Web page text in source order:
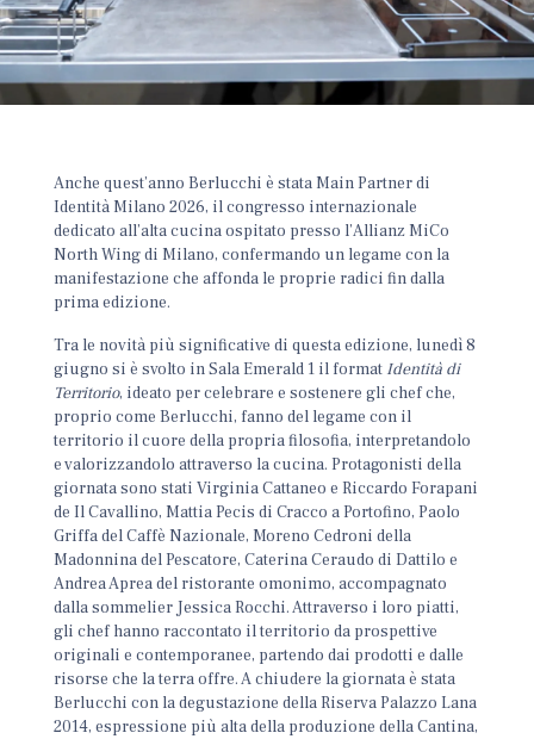
Anche quest’anno Berlucchi è stata Main Partner di
Identità Milano 2026, il congresso internazionale
dedicato all’alta cucina ospitato presso l’Allianz MiCo
North Wing di Milano, confermando un legame con la
manifestazione che affonda le proprie radici fin dalla
prima edizione.
Tra le novità più significative di questa edizione, lunedì 8
giugno si è svolto in Sala Emerald 1 il format Identità di
Territorio, ideato per celebrare e sostenere gli chef che,
proprio come Berlucchi, fanno del legame con il
territorio il cuore della propria filosofia, interpretandolo
e valorizzandolo attraverso la cucina. Protagonisti della
giornata sono stati Virginia Cattaneo e Riccardo Forapani
de Il Cavallino, Mattia Pecis di Cracco a Portofino, Paolo
Griffa del Caffè Nazionale, Moreno Cedroni della
Madonnina del Pescatore, Caterina Ceraudo di Dattilo e
Andrea Aprea del ristorante omonimo, accompagnato
dalla sommelier Jessica Rocchi. Attraverso i loro piatti,
gli chef hanno raccontato il territorio da prospettive
originali e contemporanee, partendo dai prodotti e dalle
risorse che la terra offre. A chiudere la giornata è stata
Berlucchi con la degustazione della Riserva Palazzo Lana
2014, espressione più alta della produzione della Cantina,